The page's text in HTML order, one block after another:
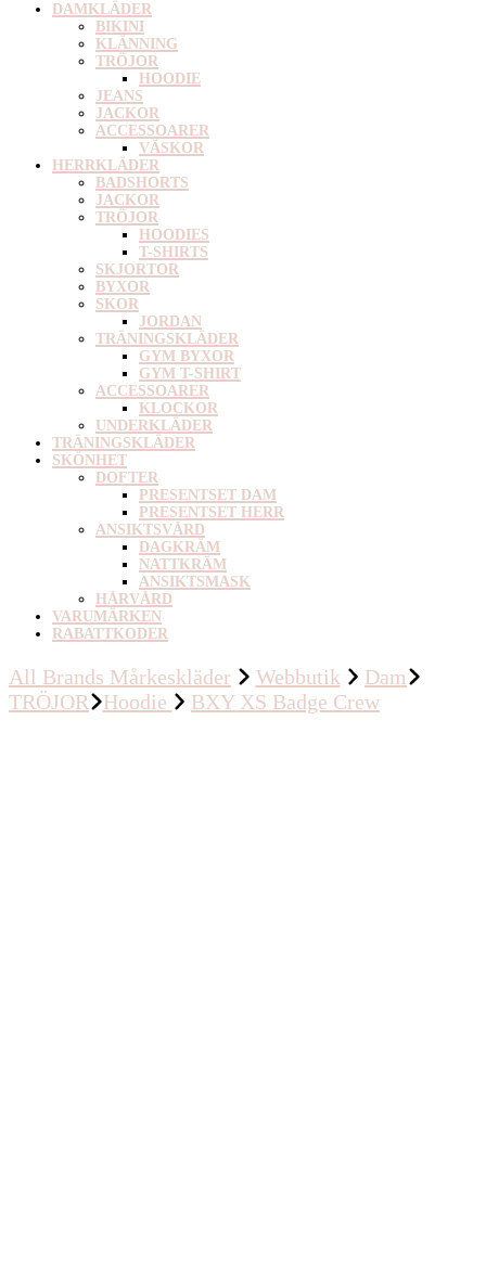
DAMKLÄDER
BIKINI
KLÄNNING
TRÖJOR
HOODIE
JEANS
JACKOR
ACCESSOARER
VÄSKOR
HERRKLÄDER
BADSHORTS
JACKOR
TRÖJOR
HOODIES
T-SHIRTS
SKJORTOR
BYXOR
SKOR
JORDAN
TRÄNINGSKLÄDER
GYM BYXOR
GYM T-SHIRT
ACCESSOARER
KLOCKOR
UNDERKLÄDER
TRÄNINGSKLÄDER
SKÖNHET
DOFTER
PRESENTSET DAM
PRESENTSET HERR
ANSIKTSVÅRD
DAGKRÄM
NATTKRÄM
ANSIKTSMASK
HÅRVÅRD
VARUMÄRKEN
RABATTKODER
All Brands Mårkeskläder Webbutik
Dam
TRÖJOR
Hoodie BXY XS Badge Crew